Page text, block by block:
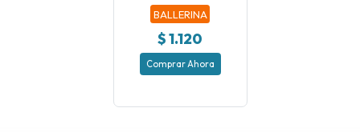
BALLERINA
$ 1.120
Comprar Ahora